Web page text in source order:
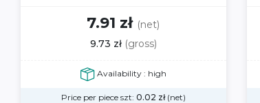
7.91 zł (net)
9.73 zł (gross)
Availability : high
Price per piece szt: 0.02 zł(net)